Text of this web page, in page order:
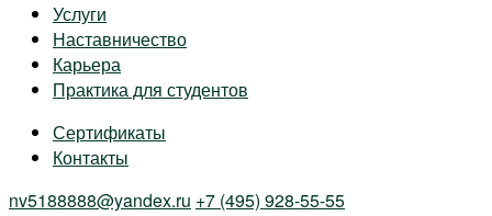
Услуги
Наставничество
Карьера
Практика для студентов
Сертификаты
Контакты
nv5188888@yandex.ru +7 (495) 928-55-55